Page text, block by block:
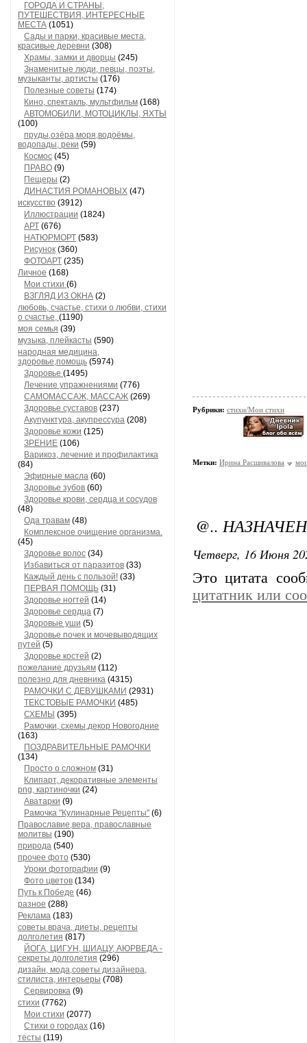
ГОРОДА И СТРАНЫ,
ПУТЕШЕСТВИЯ, ИНТЕРЕСНЫЕ
МЕСТА (1051)
Сады и парки, красивые места,
красивые деревни (308)
Храмы, замки и дворцы (245)
Знаменитые люди, певцы, поэты,
музыканты, артисты (176)
Полезные советы (174)
Кино, спектакль, мультфильм (168)
АВТОМОБИЛИ, МОТОЦИКЛЫ, ЯХТЫ
(100)
пруды,озёра,моря,водоёмы,
водопады, реки (59)
Космос (45)
ПРАВО (9)
Пещеры (2)
ДИНАСТИЯ РОМАНОВЫХ (47)
искусство (3912)
Иллюстрации (1824)
АРТ (676)
НАТЮРМОРТ (583)
Рисунок (360)
ФОТОАРТ (235)
Личное (168)
Мои стихи (6)
ВЗГЛЯД ИЗ ОКНА (2)
любовь, счастье, стихи о любви, стихи
о счастье, (1190)
моя семья (39)
музыка, плейкасты (590)
народная медицина,
здоровье,помощь (5974)
Здоровье (1495)
Лечение упражнениями (776)
САМОМАССАЖ, МАССАЖ (269)
Здоровье суставов (237)
Акупунктура, акупрессура (208)
Здоровье кожи (125)
ЗРЕНИЕ (106)
Варикоз, лечение и профилактика
(84)
Эфирные масла (60)
Здоровье зубов (60)
Здоровье крови, сердца и сосудов
(48)
Ода травам (48)
Комплексное очищение организма.
(45)
Здоровье волос (34)
Избавиться от паразитов (33)
Каждый день с пользой! (33)
ПЕРВАЯ ПОМОЩЬ (31)
Здоровье ногтей (14)
Здоровье сердца (7)
Здоровые уши (5)
Здоровье почек и мочевыводящих
путей (5)
Здоровье костей (2)
пожелание друзьям (112)
полезно для дневника (4315)
РАМОЧКИ С ДЕВУШКАМИ (2931)
ТЕКСТОВЫЕ РАМОЧКИ (485)
СХЕМЫ (395)
Рамочки, схемы,декор Новогодние
(163)
ПОЗДРАВИТЕЛЬНЫЕ РАМОЧКИ
(134)
Просто о сложном (31)
Клипарт, декоративные элементы
png, картиночки (24)
Аватарки (9)
Рамочка "Кулинарные Рецепты" (6)
Православие,вера, православные
молитвы (190)
природа (540)
прочее фото (530)
Уроки фотографии (9)
Фото цветов (134)
Путь к Победе (46)
разное (288)
Реклама (183)
советы врача, диеты, рецепты
долголетия (817)
ЙОГА, ЦИГУН, ШИАЦУ, АЮРВЕДА -
секреты долголетия (296)
дизайн, мода,советы дизайнера,
стилиста, интерьеры (708)
Сервировка (9)
стихи (7762)
Мои стихи (2077)
Стихи о городах (16)
тесты (119)
Рубрики: стихи/Мои стихи
Метки: Ирина Расшивалова
@..
Четверг, 16 Июня
Это цитата
цитатник или